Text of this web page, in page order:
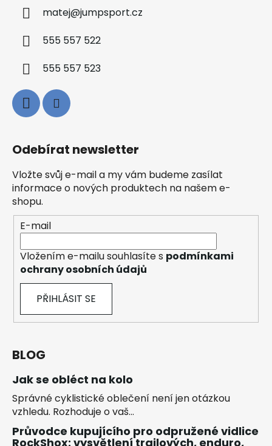
matej@jumpsport.cz
555 557 522
555 557 523
Odebírat newsletter
Vložte svůj e-mail a my vám budeme zasílat
informace o nových produktech na našem e-
shopu.
E-mail
Vložením e-mailu souhlasíte s podmínkami
ochrany osobních údajů
PŘIHLÁSIT SE
BLOG
Jak se obléct na kolo
Správné cyklistické oblečení není jen otázkou
vzhledu. Rozhoduje o vaš...
Průvodce kupujícího pro odpružené vidlice
RockShox: vysvětlení trailových, enduro,